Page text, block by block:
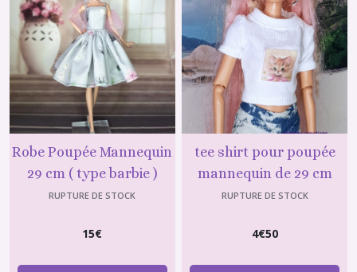
Robe Poupée Mannequin
29 cm ( type barbie )
élégante
RUPTURE DE STOCK
15€
tee shirt pour poupée
mannequin de 29 cm
(type Barbie) petit chat
RUPTURE DE STOCK
4€50